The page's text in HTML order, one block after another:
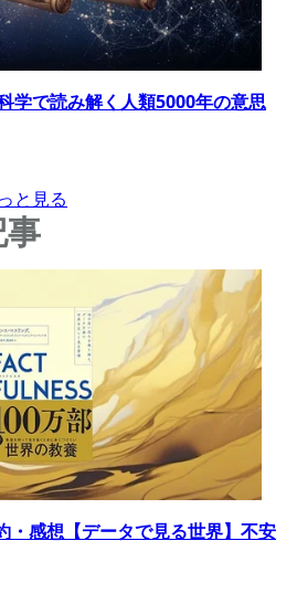
学で読み解く人類5000年の意思
と見る
・感想【データで見る世界】不安